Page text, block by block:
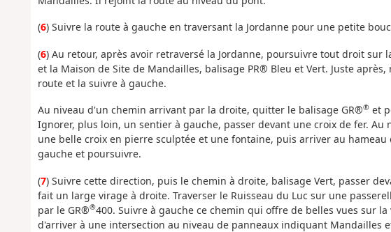
(6) Suivre la route à gauche en traversant la Jordanne pour une petite
(6) Au retour, après avoir retraversé la Jordanne, poursuivre tout droit sur
et la Maison de Site de Mandailles, balisage PR® Bleu et Vert. Juste
route et la suivre à gauche.
Au niveau d'un chemin arrivant par la droite, quitter le balisage GR®®et
Ignorer, plus loin, un sentier à gauche, passer devant une croix de fer.
une belle croix en pierre sculptée et une fontaine, puis arriver au hameau
gauche et poursuivre.
(7) Suivre cette direction, puis le chemin à droite, balisage Vert, passer
fait un large virage à droite. Traverser le Ruisseau du Luc sur une
par le GR®®400. Suivre à gauche ce chemin qui offre de belles vues sur
d'arriver à une intersection au niveau de panneaux indiquant Mandailles